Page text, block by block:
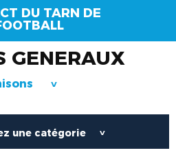
DU TARN DE
GENERAUX
>
une catégorie >